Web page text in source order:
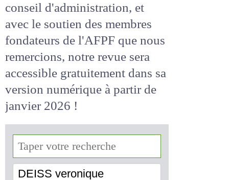
conseil d'administration, et
avec le soutien des membres
fondateurs de l'AFPF que nous
remercions, notre revue sera
accessible gratuitementdans
sa version numériqueà partir
de janvier 2026 !